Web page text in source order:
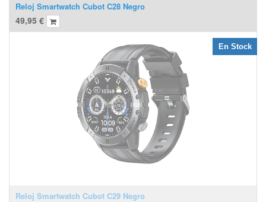
Reloj Smartwatch Cubot C28 Negro
49,95 €
Reloj Smartwatch Cubot C29 Negro
En Stock